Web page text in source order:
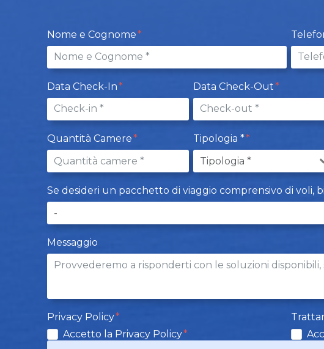
Nome e Cognome
Data Check-In Data Check-Out
Quantità Camere Tipologia *
Se desideri un pacchetto di viaggio comprensivo di
Messaggio
Privacy Policy
Accetto la Privacy Policy